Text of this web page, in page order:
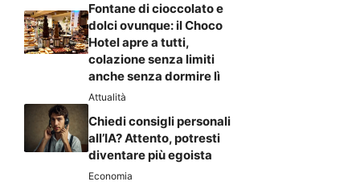
Fontane di cioccolato e
dolci ovunque: il Choco
Hotel apre a tutti,
colazione senza limiti
anche senza dormire lì
Attualità
Chiedi consigli personali
all’IA? Attento, potresti
diventare più egoista
Economia